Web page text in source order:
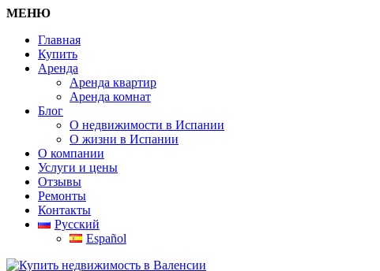
МЕНЮ
Главная
Купить
Аренда
Аренда квартир
Аренда комнат
Блог
О недвижимости в Испании
О жизни в Испании
О компании
Услуги и цены
Отзывы
Ремонты
Контакты
Русский
Español